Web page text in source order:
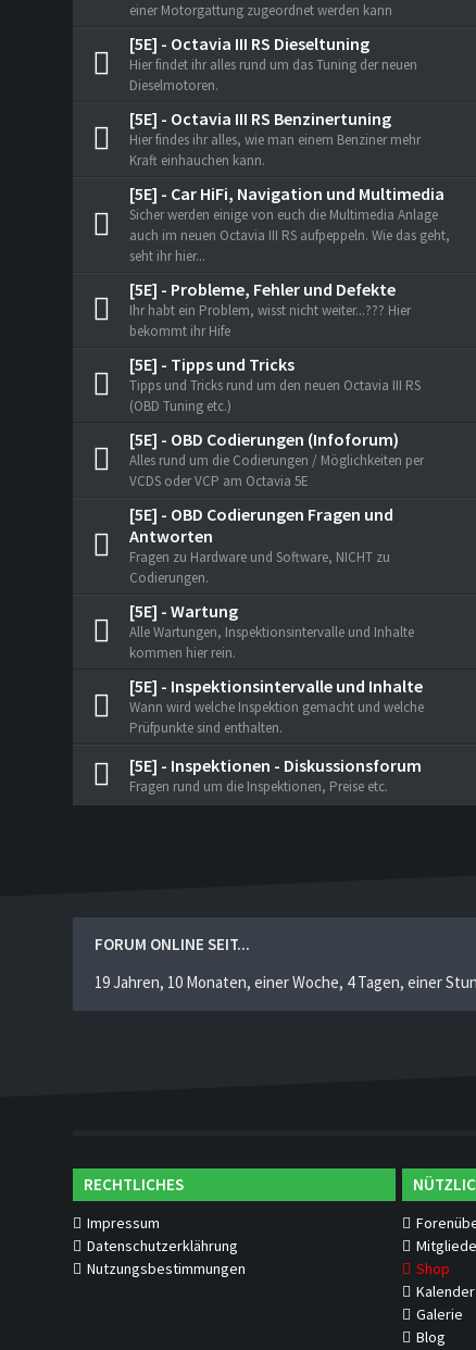
einer Motorgattung zugeordnet werden kann
[5E] - Octavia III RS Dieseltuning
Hier findet ihr alles rund um das Tuning der neuen
Dieselmotoren.
[5E] - Octavia III RS Benzinertuning
Hier findes ihr alles, wie man einem Benziner mehr
Kraft einhauchen kann.
[5E] - Car HiFi, Navigation und Multimedia
Sicher werden einige von euch die Multimedia Anlage
auch im neuen Octavia III RS aufpeppeln. Wie das geht,
seht ihr hier...
[5E] - Probleme, Fehler und Defekte
Ihr habt ein Problem, wisst nicht weiter...??? Hier
bekommt ihr Hife
[5E] - Tipps und Tricks
Tipps und Tricks rund um den neuen Octavia III RS
(OBD Tuning etc.)
[5E] - OBD Codierungen (Infoforum)
Alles rund um die Codierungen / Möglichkeiten per
VCDS oder VCP am Octavia 5E
[5E] - OBD Codierungen Fragen und
Antworten
Fragen zu Hardware und Software, NICHT zu
Codierungen.
[5E] - Wartung
Alle Wartungen, Inspektionsintervalle und Inhalte
kommen hier rein.
[5E] - Inspektionsintervalle und Inhalte
Wann wird welche Inspektion gemacht und welche
Prüfpunkte sind enthalten.
[5E] - Inspektionen - Diskussionsforum
Fragen rund um die Inspektionen, Preise etc.
FORUM ONLINE SEIT...
19 Jahren, 10 Monaten, einer Woche, 4 Tagen, einer
RECHTLICHES
Impressum
Datenschutzerklährung
Nutzungsbestimmungen
Shop
Kalender
Galerie
Blog